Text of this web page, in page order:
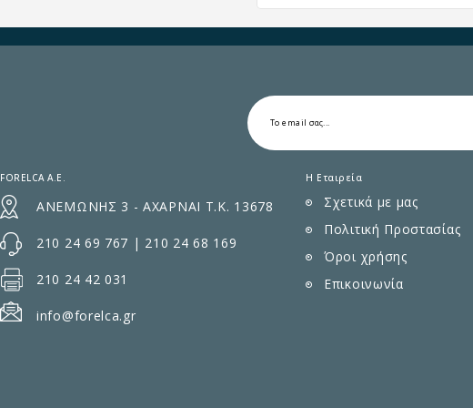
FORELCA A.E.
ΑΝΕΜΩΝΗΣ 3 - ΑΧΑΡΝΑΙ Τ.Κ. 13678
210 24 69 767 | 210 24 68 169
210 24 42 031
info@forelca.gr
Η Εταιρεία
Σχετικά με μας
Πολιτική Προστασίας
Όροι χρήσης
Επικοινωνία